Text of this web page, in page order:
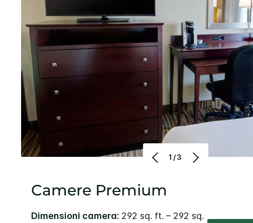
1/3
Camere Premium
Dimensioni camera: 292 sq. ft. – 292 sq.